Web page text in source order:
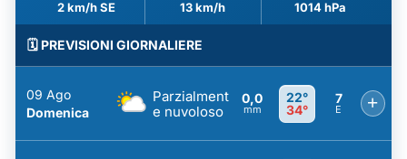
2 km/h SE 13 km/h 1014 hPa
🗓️ PREVISIONI GIORNALIERE
09 Ago
Domenica
Parzialment
e nuvoloso
0,0
mm
22°
34°
7
E +